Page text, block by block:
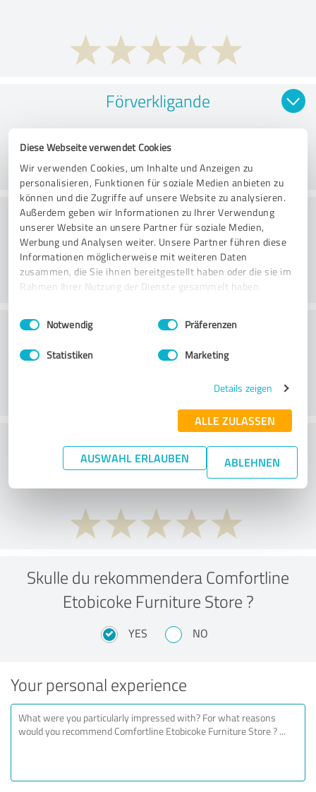
Diese Webseite verwendet Cookies
Wir verwenden Cookies, um Inhalte und Anzeigen zu
personalisieren, Funktionen für soziale Medien anbieten zu
können und die Zugriffe auf unsere Website zu analysieren.
Außerdem geben wir Informationen zu Ihrer Verwendung
unserer Website an unsere Partner für soziale Medien,
Werbung und Analysen weiter. Unsere Partner führen diese
Informationen möglicherweise mit weiteren Daten
zusammen, die Sie ihnen bereitgestellt haben oder die sie im
Rahmen Ihrer Nutzung der Dienste gesammelt haben.
Impressum Datenschutzbestimmungen
Einwilligungsauswahl
Notwendig Präferenzen
Statistiken Marketing
Details zeigen
ALLE ZULASSEN
AUSWAHL ERLAUBEN ABLEHNEN
Förverkligande
Rådgivning
Kundservice
What do you think of the price to
performance ratio?
Skulle du rekommendera Comfortline
Etobicoke Furniture Store ?
YES NO
Your personal experience